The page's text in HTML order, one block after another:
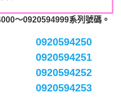
～0920594999系列號碼。
0920594250
0920594251
0920594252
0920594253